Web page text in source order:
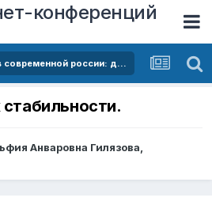
конференций
Малый розничный бизнес в современной россии: динамика закрытий, проблема цифровой нестабильности и меры государственной поддержки
Анваровна Гилязова,